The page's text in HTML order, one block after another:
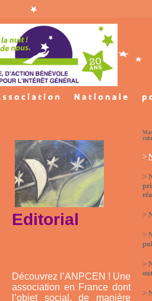
Editorial
Découvrez l’ANPCEN ! Une
association en France dont
l’objet social, de manière
>
>
>
>
>
>